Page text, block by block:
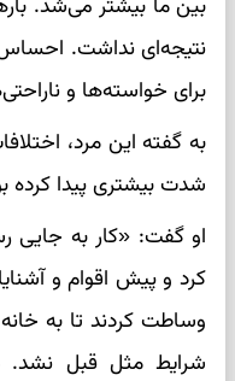
نتیجه‌ای نداشت.
برای خواسته‌ها و
به گفته این مرد،
شدت بیشتری پیدا کرده
او گفت: «کار به جایی
کرد و پیش اقوام و
وساطت کردند تا به
شرایط مثل قبل نشد.